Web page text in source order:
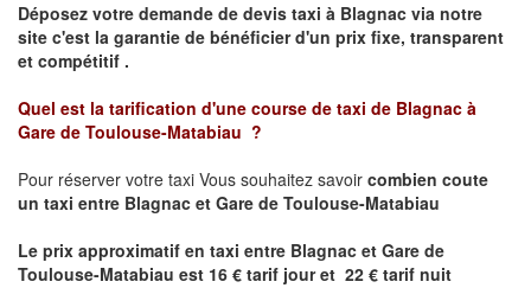
Déposez votre demande de devis taxi à Blagnac via notre
site c'est la garantie de bénéficier d'un prix fixe, transparent
et compétitif .
Quel est la tarification d'une course de taxi de Blagnac à
Gare de Toulouse-Matabiau ?
Pour réserver votre taxi Vous souhaitez savoir combien coute
un taxi entre Blagnac et Gare de Toulouse-Matabiau
Le prix approximatif en taxi entre Blagnac et Gare de
Toulouse-Matabiau est 16 € tarif jour et 22 € tarif nuit